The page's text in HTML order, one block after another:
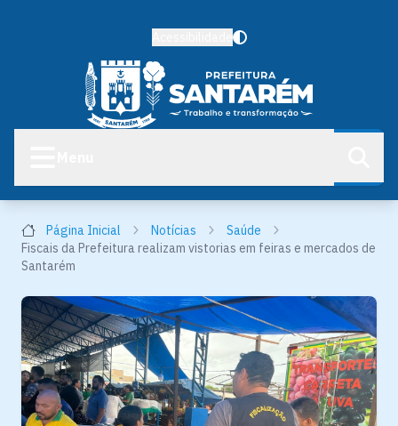
Página Inicial Notícias
Saúde
Fiscais da Prefeitura realizam vistorias em feiras e mercados de
Santarém